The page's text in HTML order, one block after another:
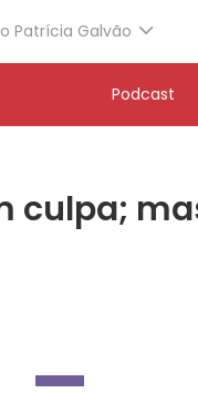
Patrícia Galvão
Podcast
culpa;